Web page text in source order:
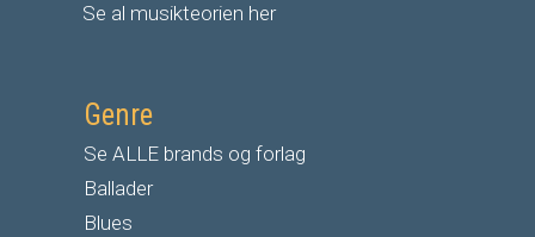
Se al musikteorien her
Genre
Se ALLE brands og forlag
Ballader
Blues